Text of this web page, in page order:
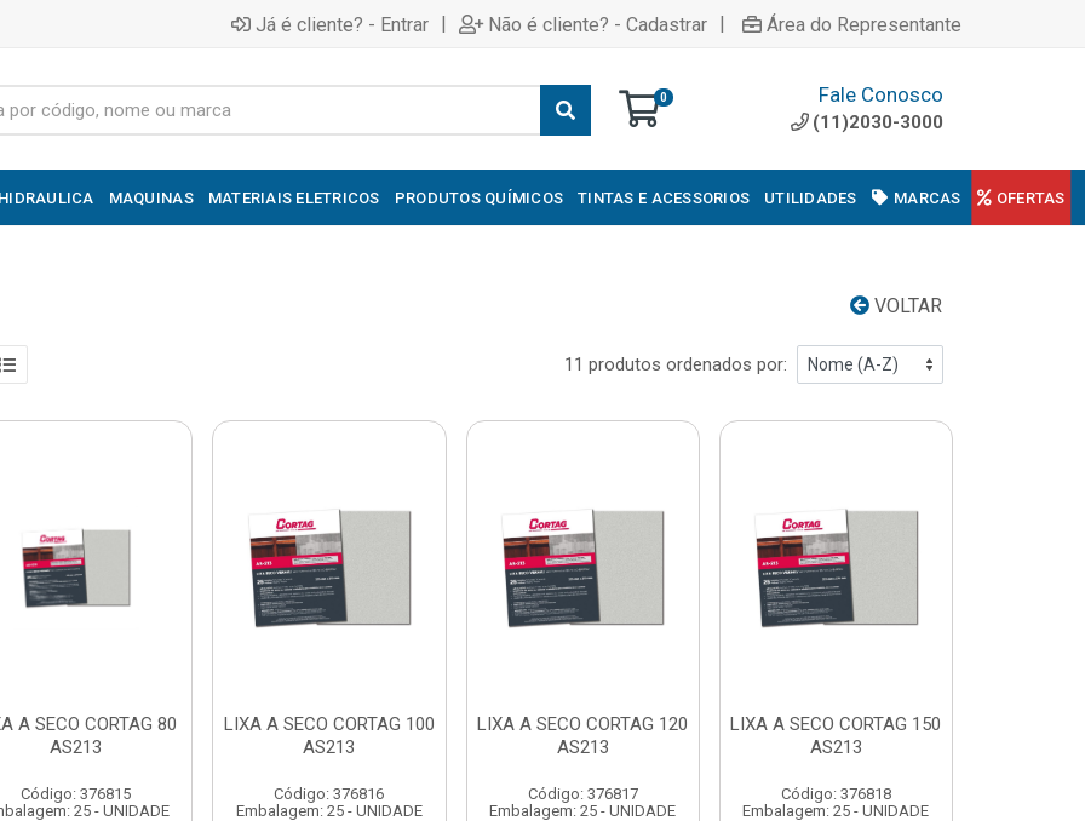
Já é cliente? - Entrar | Não é cliente? - Cadastrar | Área do Representante
0 Fale Conosco
(11)2030-3000
HIDRAULICA MAQUINAS MATERIAIS ELETRICOS PRODUTOS QUÍMICOS TINTAS E ACESSORIOS UTILIDADES MARCAS OFERTAS
VOLTAR
11 produtos ordenados por:
A SECO CORTAG 80
AS213
Código: 376815
25 - UNIDADE
LIXA A SECO CORTAG 100
AS213
Código: 376816
Embalagem: 25 - UNIDADE
LIXA A SECO CORTAG 120
AS213
Código: 376817
Embalagem: 25 - UNIDADE
LIXA A SECO CORTAG 150
AS213
Código: 376818
Embalagem: 25 - UNIDADE